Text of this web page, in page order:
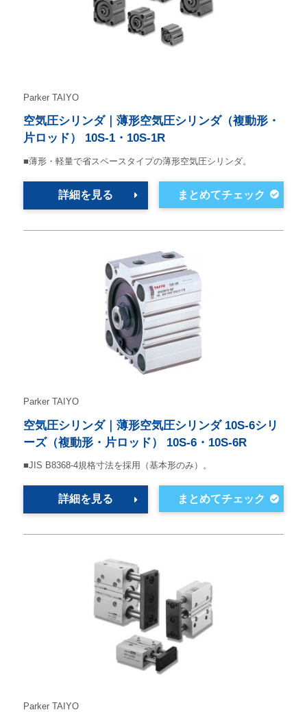
Parker TAIYO
空気圧シリンダ｜薄形空気圧シリンダ（複動形・
片ロッド） 10S-1・10S-1R
■薄形・軽量で省スペースタイプの薄形空気圧シリンダ。
詳細を見る
Parker TAIYO
空気圧シリンダ｜薄形空気圧シリンダ 10S-6シリ
ーズ（複動形・片ロッド） 10S-6・10S-6R
■JIS B8368-4規格寸法を採用（基本形のみ）。
詳細を見る
Parker TAIYO